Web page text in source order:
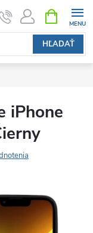
HĽADAŤ
KOŠÍK
iPhone